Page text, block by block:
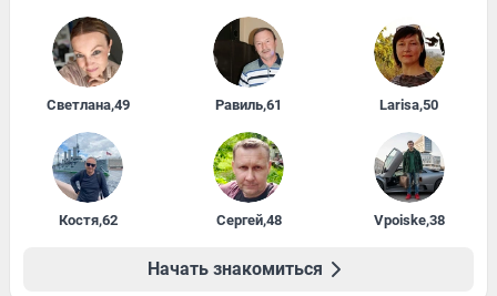
Светлана,49 Равиль,61 Larisa,50
Костя,62 Сергей,48 Vpoiske,38
Начать знакомиться